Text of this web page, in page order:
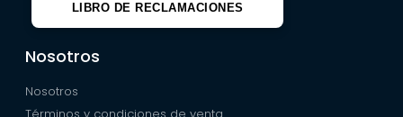
LIBRO DE RECLAMACIONES
Nosotros
Nosotros